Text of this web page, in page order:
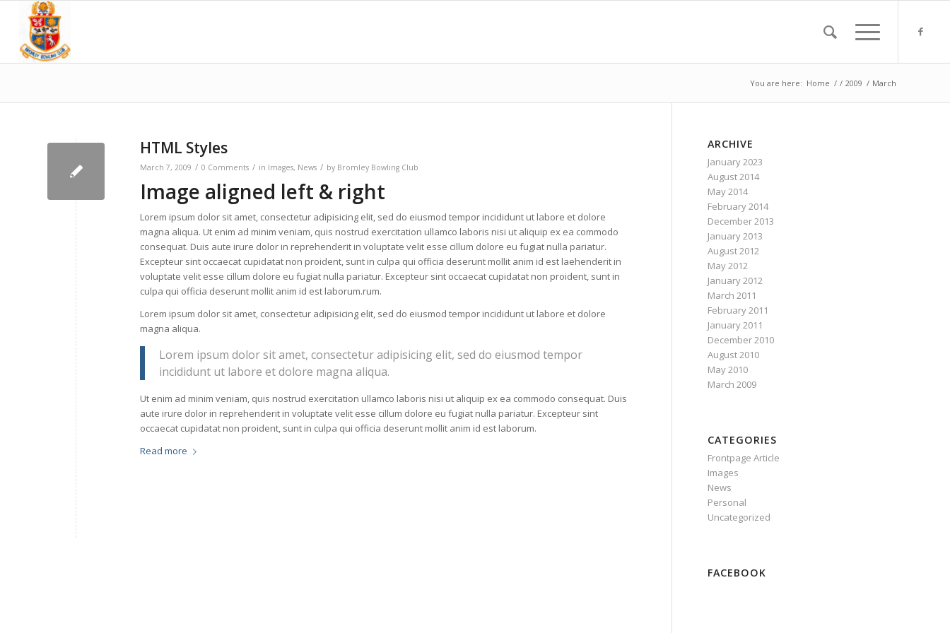
You are here: Home / / 2009 / March
HTML Styles
March 7, 2009 / 0 Comments / in Images, News / by Bromley Bowling Club
Image aligned left & right
Lorem ipsum dolor sit amet, consectetur adipisicing elit, sed do eiusmod tempor incididunt ut labore et dolore
magna aliqua. Ut enim ad minim veniam, quis nostrud exercitation ullamco laboris nisi ut aliquip ex ea commodo
consequat. Duis aute irure dolor in reprehenderit in voluptate velit esse cillum dolore eu fugiat nulla pariatur.
Excepteur sint occaecat cupidatat non proident, sunt in culpa qui officia deserunt mollit anim id est laehenderit in
voluptate velit esse cillum dolore eu fugiat nulla pariatur. Excepteur sint occaecat cupidatat non proident, sunt in
culpa qui officia deserunt mollit anim id est laborum.rum.
Lorem ipsum dolor sit amet, consectetur adipisicing elit, sed do eiusmod tempor incididunt ut labore et dolore
magna aliqua.
Lorem ipsum dolor sit amet, consectetur adipisicing elit, sed do eiusmod tempor
incididunt ut labore et dolore magna aliqua.
Ut enim ad minim veniam, quis nostrud exercitation ullamco laboris nisi ut aliquip ex ea commodo consequat. Duis
aute irure dolor in reprehenderit in voluptate velit esse cillum dolore eu fugiat nulla pariatur. Excepteur sint
occaecat cupidatat non proident, sunt in culpa qui officia deserunt mollit anim id est laborum.
Read more
ARCHIVE
January 2023
August 2014
May 2014
February 2014
December 2013
January 2013
August 2012
May 2012
January 2012
March 2011
February 2011
January 2011
December 2010
August 2010
May 2010
March 2009
CATEGORIES
Frontpage Article
Images
News
Personal
Uncategorized
FACEBOOK